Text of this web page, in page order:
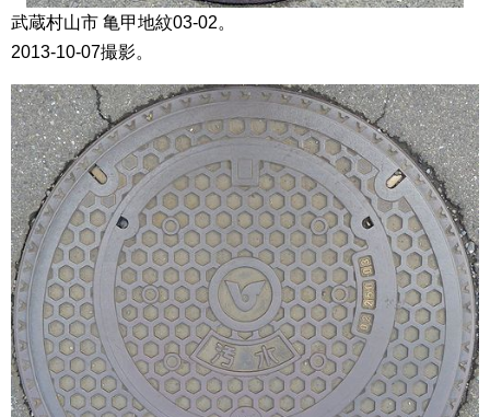
武蔵村山市 亀甲地紋03-02。
2013-10-07撮影。